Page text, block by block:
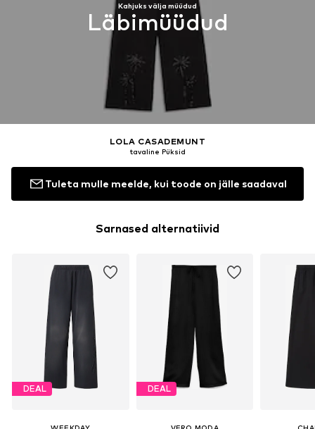
Kahjuks välja müüdud
Läbimüüdud
LOLA CASADEMUNT
tavaline Püksid
Tuleta mulle meelde, kui toode on jälle saadaval
Sarnased alternatiivid
DEAL DEAL